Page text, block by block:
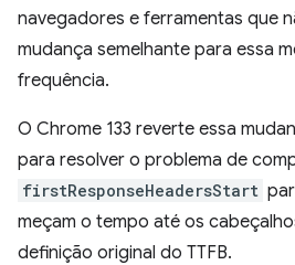
navegadores e ferramentas que
mudança semelhante para essa
frequência.
O Chrome 133 reverte essa
para resolver o problema de
firstResponseHeadersStart
meçam o tempo até os
definição original do TTFB.